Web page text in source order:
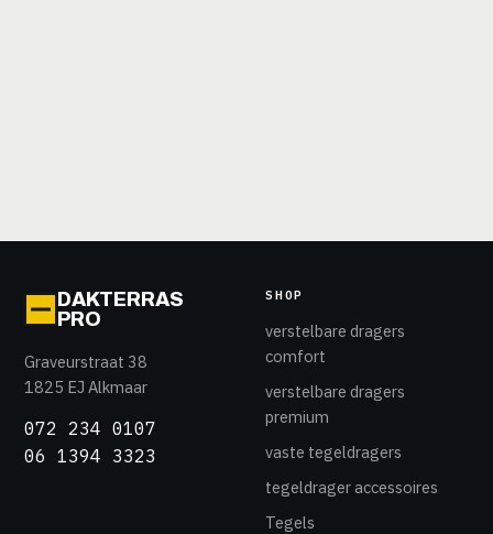
DAKTERRAS
PRO
Graveurstraat 38
1825 EJ Alkmaar
072 234 0107
06 1394 3323
SHOP
verstelbare dragers
comfort
verstelbare dragers
premium
vaste tegeldragers
tegeldrager accessoires
Tegels